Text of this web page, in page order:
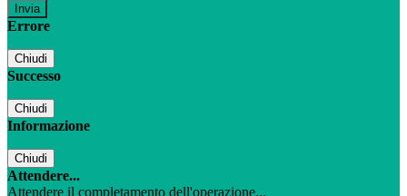
Errore
Chiudi
Successo
Chiudi
Informazione
Chiudi
Attendere...
Attendere il completamento dell'operazione...